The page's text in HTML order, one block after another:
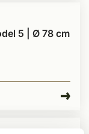
5 | Ø 78 cm